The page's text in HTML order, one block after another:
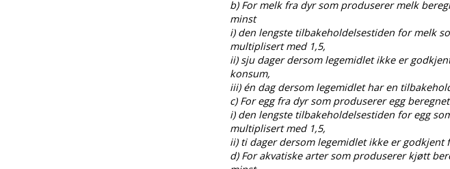
b) For melk fra dyr som produserer melk
minst
i) den lengste tilbakeholdelsestiden for melk
multiplisert med 1,5,
ii) sju dager dersom legemidlet ikke er
konsum,
iii) én dag dersom legemidlet har en
c) For egg fra dyr som produserer egg
i) den lengste tilbakeholdelsestiden for egg
multiplisert med 1,5,
ii) ti dager dersom legemidlet ikke er
d) For akvatiske arter som produserer kjøtt